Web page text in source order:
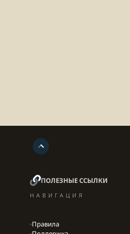
ПОЛЕЗНЫЕ ССЫЛКИ
НАВИГАЦИЯ
Правила